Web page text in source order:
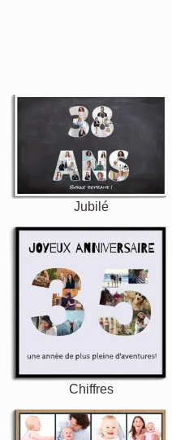
Jubilé
Chiffres